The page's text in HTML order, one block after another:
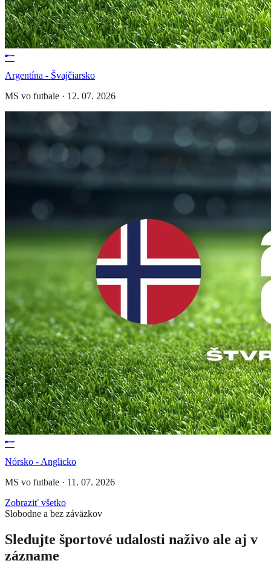
Argentína - Švajčiarsko
MS vo futbale · 12. 07. 2026
Nórsko - Anglicko
MS vo futbale · 11. 07. 2026
Zobraziť všetko
Slobodne a bez záväzkov
Sledujte športové udalosti naživo ale aj v
zázname